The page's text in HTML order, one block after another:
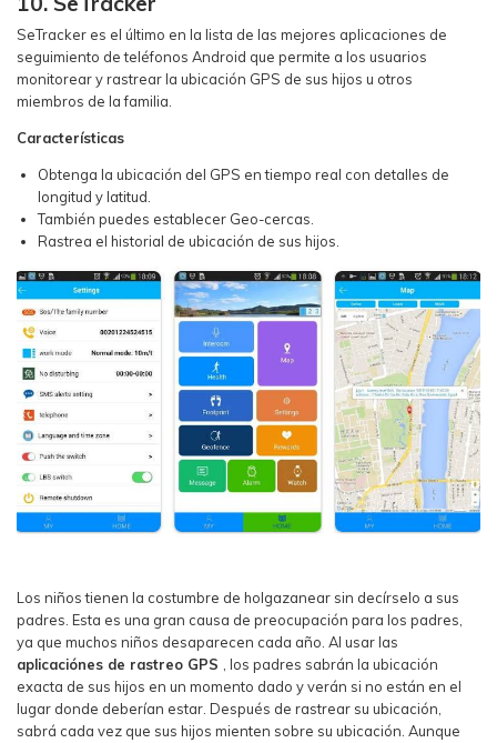
SeTracker es el último en la lista de las mejores aplicaciones de
seguimiento de teléfonos Android que permite a los usuarios
monitorear y rastrear la ubicación GPS de sus hijos u otros
miembros de la familia.
Características
Obtenga la ubicación del GPS en tiempo real con detalles de
longitud y latitud.
También puedes establecer Geo-cercas.
Rastrea el historial de ubicación de sus hijos.
Los niños tienen la costumbre de holgazanear sin decírselo a sus
padres. Esta es una gran causa de preocupación para los padres,
ya que muchos niños desaparecen cada año. Al usar las
aplicaciónes de rastreo GPS , los padres sabrán la ubicación
exacta de sus hijos en un momento dado y verán si no están en el
lugar donde deberían estar. Después de rastrear su ubicación,
sabrá cada vez que sus hijos mienten sobre su ubicación. Aunque